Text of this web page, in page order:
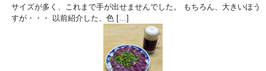
サイズが多く、これまで手が出せませんでした。 もちろん、大きいほう
すが・・・ 以前紹介した、色 […]